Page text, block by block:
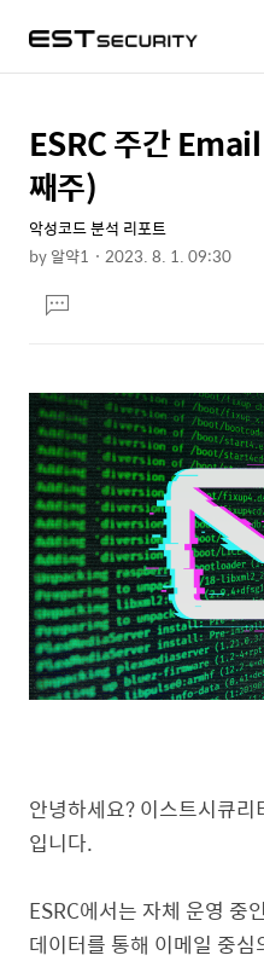
상
세
컨
텐
본
문
제
목
ESRC 주간
째주)
악성코드 분석 리포트
by알약1 2023. 8. 1. 09:30
문댓
글
안녕하세요? 이스트시큐
입니다.
ESRC에서는 자체 운영 중
데이터를 통해 이메일 중